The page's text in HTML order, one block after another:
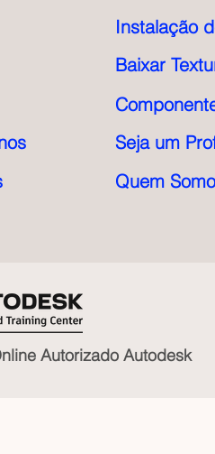
Instalação
Baixar
Seja um
Quem
Autorizado Autodesk